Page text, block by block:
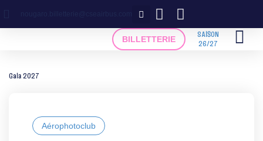
contenu
BILLETTERIE
SAISON
26/27
Gala 2027
Aérophotoclub